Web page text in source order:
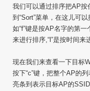
我们可以通过排序把AP按
到“Sort”菜单，在这儿可
如“f”键是按AP名字的第
来进行排序,“l”是按时间来
现在我们来查看一下目标
按下“c”键，把整个AP的
亮条到表示目标AP的